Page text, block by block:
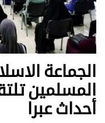
الجماعة
المسلمين
أحداث عبرا